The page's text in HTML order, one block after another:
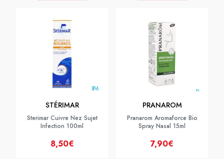
STÉRIMAR
Sterimar Cuivre Nez Sujet
Infection 100ml
8,50€
PRANAROM
Pranarom Aromaforce Bio
Spray Nasal 15ml
7,90€